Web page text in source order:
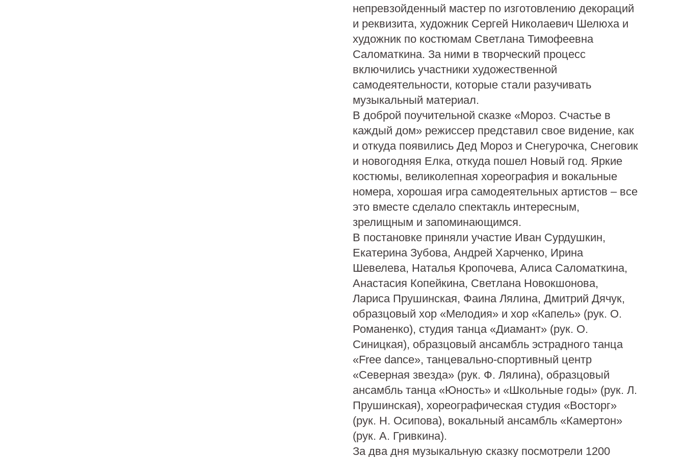
непревзойденный мастер по изготовлению декораций
и реквизита, художник Сергей Николаевич Шелюха и
художник по костюмам Светлана Тимофеевна
Саломаткина. За ними в творческий процесс
включились участники художественной
самодеятельности, которые стали разучивать
музыкальный материал.
В доброй поучительной сказке «Мороз. Счастье в
каждый дом» режиссер представил свое видение, как
и откуда появились Дед Мороз и Снегурочка, Снеговик
и новогодняя Елка, откуда пошел Новый год. Яркие
костюмы, великолепная хореография и вокальные
номера, хорошая игра самодеятельных артистов – все
это вместе сделало спектакль интересным,
зрелищным и запоминающимся.
В постановке приняли участие Иван Сурдушкин,
Екатерина Зубова, Андрей Харченко, Ирина
Шевелева, Наталья Кропочева, Алиса Саломаткина,
Анастасия Копейкина, Светлана Новокшонова,
Лариса Прушинская, Фаина Лялина, Дмитрий Дячук,
образцовый хор «Мелодия» и хор «Капель» (рук. О.
Романенко), студия танца «Диамант» (рук. О.
Синицкая), образцовый ансамбль эстрадного танца
«Free dance», танцевально-спортивный центр
«Северная звезда» (рук. Ф. Лялина), образцовый
ансамбль танца «Юность» и «Школьные годы» (рук. Л.
Прушинская), хореографическая студия «Восторг»
(рук. Н. Осипова), вокальный ансамбль «Камертон»
(рук. А. Гривкина).
За два дня музыкальную сказку посмотрели 1200